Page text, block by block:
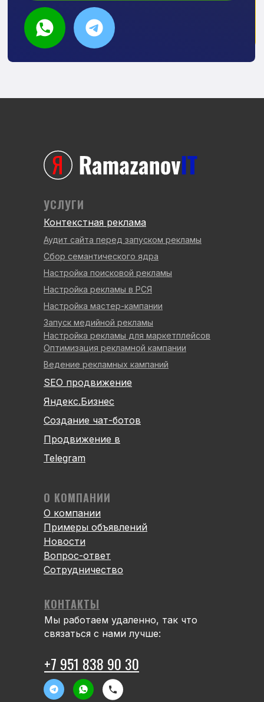
УСЛУГИ
Контекстная реклама
Аудит сайта перед запуском рекламы
Сбор семантического ядра
Настройка поисковой рекламы
Настройка рекламы в РСЯ
Настройка мастер-кампании
Запуск медийной рекламы
Настройка рекламы для маркетплейсов
Оптимизация рекламной кампании
Ведение рекламных кампаний
SEO продвижение
Яндекс.Бизнес
Создание чат-ботов
Продвижение в
Telegram
О КОМПАНИИ
О компании
Примеры объявлений
Новости
Вопрос-ответ
Сотрудничество
КОНТАКТЫ
Мы работаем удаленно, так что
связаться с нами лучше:
+7 951 838 90 30